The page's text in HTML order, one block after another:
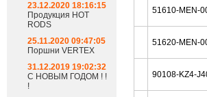
23.12.2020 18:16:15
Продукция HOT
RODS
25.11.2020 09:47:05
Поршни VERTEX
31.12.2019 19:02:32
С НОВЫМ ГОДОМ ! !
!
51610-MEN-
51620-MEN-
90108-KZ4-